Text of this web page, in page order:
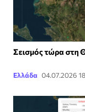
Σεισμός τώρα στη
Ελλάδα 04.07.2026